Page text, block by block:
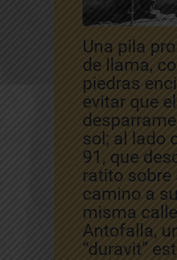
Una pila
de llama,
piedras
evitar que
sol; al lado
91, que
ratito sobre
camino a
misma
Antofalla,
“duravit”